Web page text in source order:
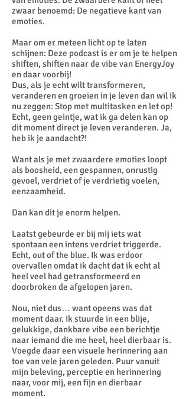
zwaar benoemd: De negatieve kant van
emoties.
Maar om er meteen licht op te laten
schijnen: Deze podcast is er om je te helpen
shiften, shiften naar de vibe van EnergyJoy
en daar voorbij!
Dus, als je echt wilt transformeren,
veranderen en groeien in je leven dan wil ik
nu zeggen: Stop met multitasken en let op!
Echt, geen geintje, wat ik ga delen kan op
dit moment direct je leven veranderen. Ja,
heb ik je aandacht?!
Want als je met zwaardere emoties loopt
als boosheid, een gespannen, onrustig
gevoel, verdriet of je verdrietig voelen,
eenzaamheid.
Dan kan dit je enorm helpen.
Laatst gebeurde er bij mij iets wat
spontaan een intens verdriet triggerde.
Echt, out of the blue. Ik was erdoor
overvallen omdat ik dacht dat ik echt al
heel veel had getransformeerd en
doorbroken de afgelopen jaren.
Nou, niet dus… want opeens was dat
moment daar. Ik stuurde in een blije,
gelukkige, dankbare vibe een berichtje
naar iemand die me heel, heel dierbaar is.
Voegde daar een visuele herinnering aan
toe van vele jaren geleden. Puur vanuit
mijn beleving, perceptie en herinnering
naar, voor mij, een fijn en dierbaar
moment.